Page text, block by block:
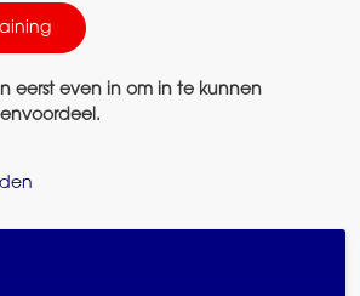
eerst even in om in te kunnen